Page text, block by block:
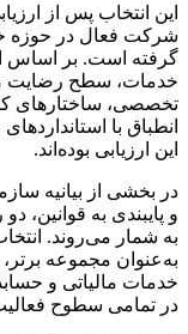
این انتخاب پس از
شرکت فعال در حوزه
گرفته است. بر اساس
خدمات، سطح رضایت
تخصصی، ساختارهای
انطباق با
این ارزیابی بوده‌اند.
در بخشی از بیانیه
و پایبندی به قوانین،
به شمار می‌روند.
به‌عنوان مجموعه
خدمات مالیاتی و
در تمامی سطوح